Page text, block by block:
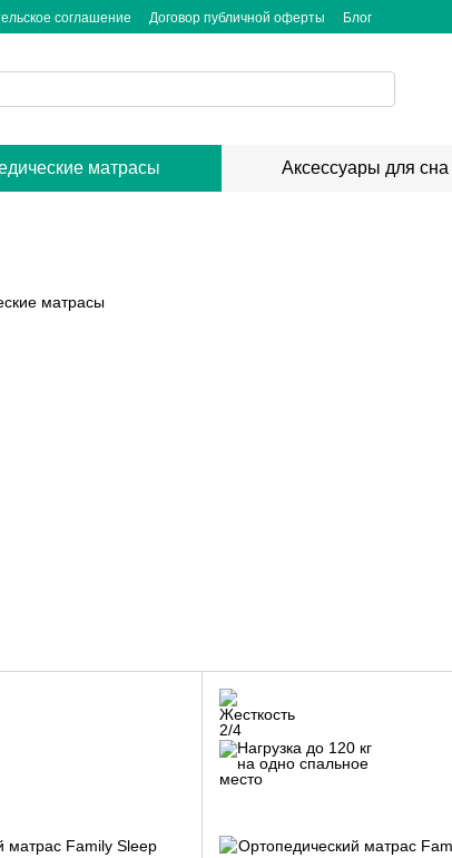
соглашение Договор публичной оферты Блог
матрасы Аксессуары для сна